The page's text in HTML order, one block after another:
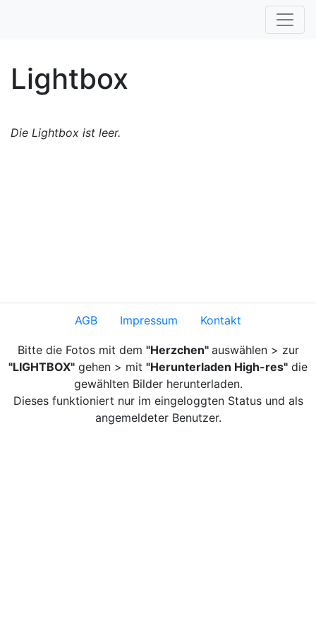
Lightbox
Die Lightbox ist leer.
AGB Impressum Kontakt
Bitte die Fotos mit dem "Herzchen" auswählen > zur
"LIGHTBOX" gehen > mit "Herunterladen High-res" die
gewählten Bilder herunterladen.
Dieses funktioniert nur im eingeloggten Status und als
angemeldeter Benutzer.